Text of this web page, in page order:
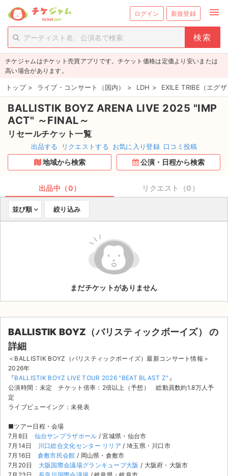
ログイン 新規登録 menu
person_add 新規会員登録
チケットを探す
新着チケット
値下げしたチケット
都道府県からチケットを探す
もうすぐ開催のチケット
取扱チケット
ライブ・コンサート（海外）
ご利用ガイド
ご利用ガイド
手数料・お支払い方法
AIに質問する
よくある質問
お知らせ
チケジャムはチケット売買アプリです。チケット価格は定価より安いまたは
高い場合があります。
トップ > ライブ・コンサート（国内） > LDH > EXILE TRIBE（エグ
BALLISTIK BOYZ ARENA LIVE 2025 "IMP
ACT" ～FINAL～
リセールチケット一覧
出品する リクエストする お気に入り登録 口コミ投稿
地域から検索 公演・日程から検索
出品中（0） リクエスト（0）
並び順 絞り込み
まだチケットがありません
BALLISTIK BOYZ（バリスティックボーイズ） の
詳細
＜BALLISTIK BOYZ（バリスティックボーイズ）最新コンサート情報＞
2026年
『BALLISTIK BOYZ LIVE TOUR 2026 "BEAT BLAST Z" 』
公演時間：未定 チケット倍率：2倍以上（予想） 総動員数約1.8万人予
定
ライブビューイング：未発表
■ツアー日程・会場
7月8日 仙台サンプラザホール / 宮城県・仙台市
7月14日
川口総合文化センター リリア / 埼玉県・川口市
7月16日 倉敷市民会館 / 岡山県・倉敷市
7月20日 大阪国際会議場グランキューブ大阪 / 大阪府・大阪市